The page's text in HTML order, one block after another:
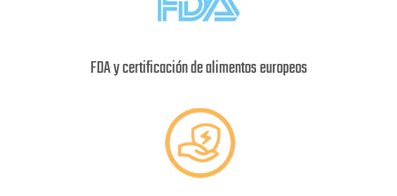
FDA y certificación de alimentos europeos